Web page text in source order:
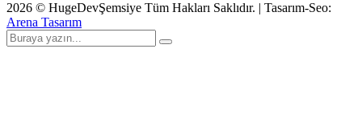
2026 © HugeDevŞemsiye Tüm Hakları Saklıdır. | Tasarım-Seo:
Arena Tasarım